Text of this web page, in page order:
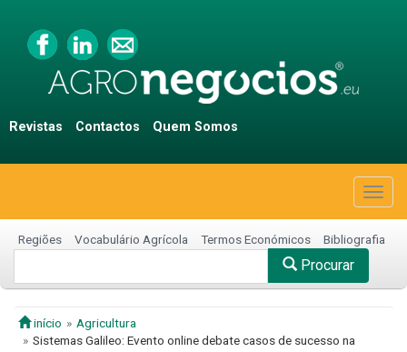
Revistas Contactos Quem Somos
Regiões Vocabulário Agrícola Termos Económicos Bibliografia
Procurar
início
Agricultura
Sistemas Galileo: Evento online debate casos de sucesso na